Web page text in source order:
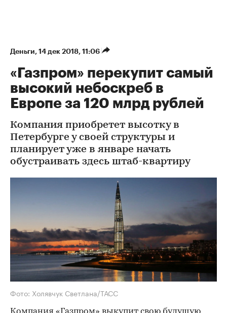
Деньги⁠, 14 дек 2018, 11:06
«Газпром» перекупит самый
высокий небоскреб в
Европе за 120 млрд рублей
Компания приобретет высотку в
Петербурге у своей структуры и
планирует уже в январе начать
обустраивать здесь штаб-квартиру
Фото: Холявчук Светлана/ТАСС